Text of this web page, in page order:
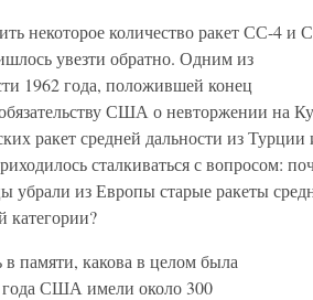
некоторое количество ракет СС-4 и
увезти обратно. Одним из
1962 года, положившей конец
США о невторжении на
ракет средней дальности из Турции
сталкиваться с вопросом:
убрали из Европы старые ракеты
категории?
в памяти, какова в целом была
года США имели около 300